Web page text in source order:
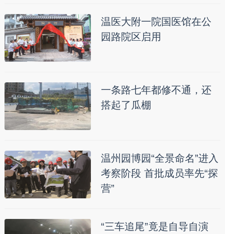
温医大附一院国医馆在公
园路院区启用
一条路七年都修不通，还
搭起了瓜棚
温州园博园“全景命名”进入
考察阶段 首批成员率先“探
营”
“三车追尾”竟是自导自演